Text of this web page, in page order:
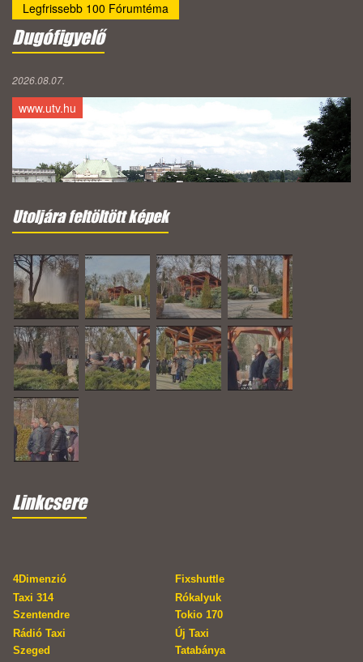
Legfrissebb 100 Fórumtéma
Dugófigyelő
2026.08.07.
www.utv.hu
Utoljára feltöltött képek
Linkcsere
4Dimenzió
Fixshuttle
Taxi 314
Szentendre
Rókalyuk
Tokio 170
Rádió Taxi
Szeged
Új Taxi
Tatabánya